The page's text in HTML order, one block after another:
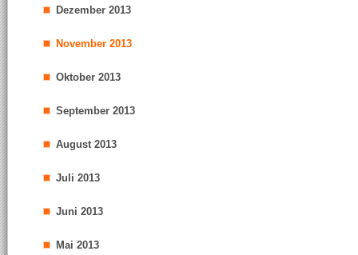
Dezember 2013
November 2013
Oktober 2013
September 2013
August 2013
Juli 2013
Juni 2013
Mai 2013